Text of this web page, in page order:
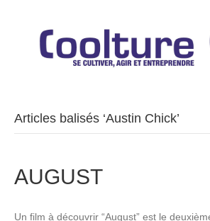
Articles balisés ‘Austin Chick’
AUGUST
Un film à découvrir “August” est le